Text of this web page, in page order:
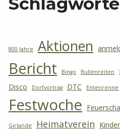
800 Jahre Aktionen
Bericht Bingo Bullenreiten
Disco Dorfvortrag DTC Entenrenne
Festwoche
Girlande Heimatverein Kinder